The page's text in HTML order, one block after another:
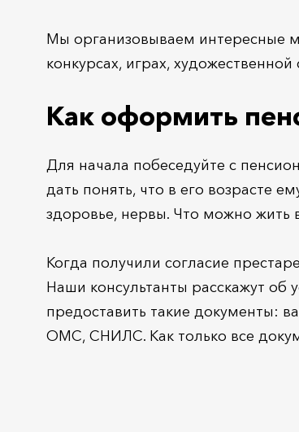
Мы организовываем интересные
конкурсах, играх,
Как оформить
Для начала побеседуйте с
дать понять, что в его возрасте
здоровье, нервы. Что можно жить
Когда получили согласие
Наши консультанты расскажут об
предоставить такие документы:
ОМС, СНИЛС. Как только все